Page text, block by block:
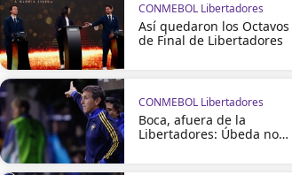
CONMEBOL Libertadores
Así quedaron los Octavos
de Final de Libertadores
CONMEBOL Libertadores
Boca, afuera de la
Libertadores: Úbeda no